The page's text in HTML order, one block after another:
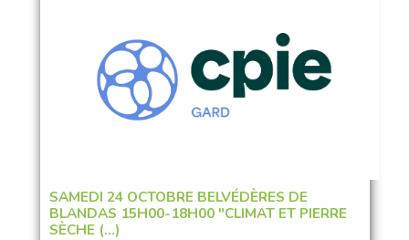
SAMEDI 24 OCTOBRE BELVÉDÈRES DE
BLANDAS 15H00-18H00 "CLIMAT ET PIERRE
SÈCHE (…)